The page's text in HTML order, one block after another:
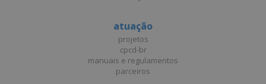
atuação
projetos
cpcd-br
manuais e regulamentos
parceiros